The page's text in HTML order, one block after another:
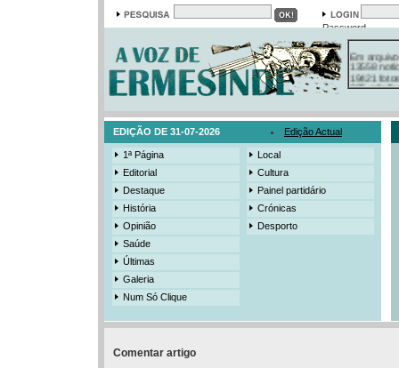
Password
Em arquivo
13558
19421
385
EDIÇÃO DE 31-07-2026 Edição Actual
1ª Página
Editorial
Destaque
História
Opinião
Saúde
Últimas
Galeria
Num Só Clique
Local
Cultura
Painel partidário
Crónicas
Desporto
Comentar artigo